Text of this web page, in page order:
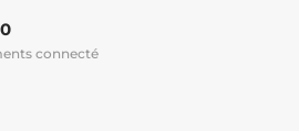
connecté